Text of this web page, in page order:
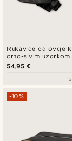
Rukavice od ovčje
crno-sivim uzorkom
kosti
54,95 €
-10%